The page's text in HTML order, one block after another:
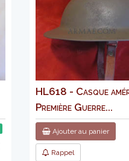
HL618 - Casque
Première Guerre...
Ajouter au panier
Rappel